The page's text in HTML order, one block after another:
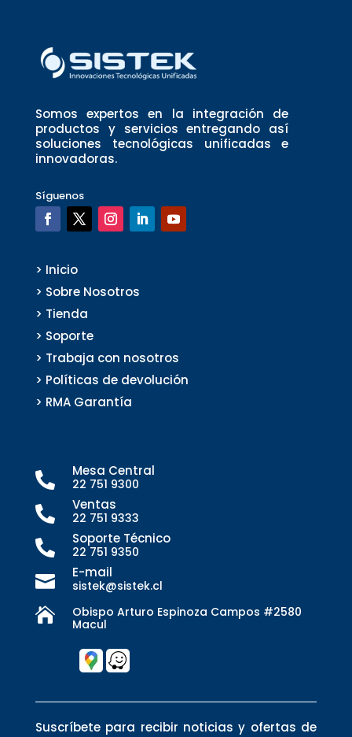
Somos expertos en la integración de
productos y servicios entregando así
soluciones tecnológicas unificadas e
innovadoras.
Síguenos
> Inicio
> Sobre Nosotros
> Tienda
> Soporte
> Trabaja con nosotros
> Políticas de devolución
> RMA Garantía
 Mesa Central
22 751 9300
 Ventas
22 751 9333
 Soporte Técnico
22 751 9350
 E-mail
sistek@sistek.cl

Obispo Arturo Espinoza Campos #2580
Macul
Suscríbete para recibir noticias y ofertas de